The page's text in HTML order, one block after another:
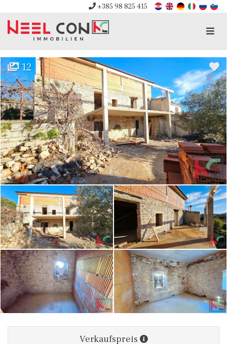
+385 98 825 415
12
Verkaufspreis